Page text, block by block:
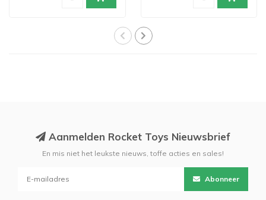
Aanmelden Rocket Toys Nieuwsbrief
En mis niet het leukste nieuws, toffe acties en sales!
Abonneer